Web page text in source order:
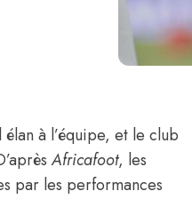
à l’équipe, et le club
Africafoot, les
par les performances